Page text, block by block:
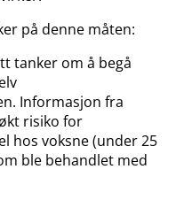
på denne måten:
tanker om å begå
Informasjon fra
risiko for
hos voksne (under 25
ble behandlet med